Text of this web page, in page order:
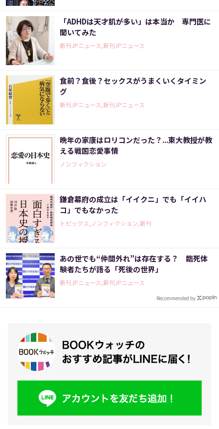
「ADHDは天才肌が多い」は本当か 専門医に
聞いてみた
新刊JPニュース,新刊JPニュース
食前？食後？セックスがうまくいくタイミン
グ
新刊JPニュース,新刊JPニュース
晩年の家康はロリコンだった？...東大教授が教
える戦国恋愛事情
ノンフィクション
鎌倉幕府の成立は「イイクニ」でも「イイハ
コ」でもなかった
トピックス,ノンフィクション,新刊
あの世でも“仲間外れ”は存在する？ 臨死体
験者たちが語る「死後の世界」
新刊JPニュース,新刊JPニュース
Recommended by